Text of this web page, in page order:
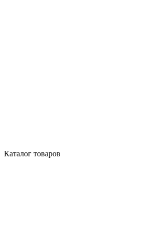
Каталог товаров